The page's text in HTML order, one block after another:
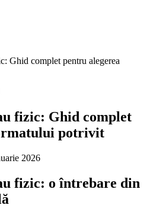
Ghid complet pentru alegerea
fizic: Ghid complet
potrivit
2026
fizic: o întrebare din